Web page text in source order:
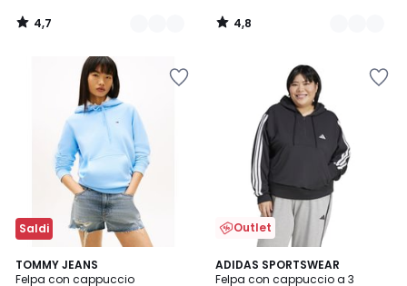
4,7
/
4,8
/
Saldi
TOMMY JEANS
Felpa con cappuccio
Outlet
ADIDAS SPORTSWEAR
Felpa con cappuccio a 3
4
/